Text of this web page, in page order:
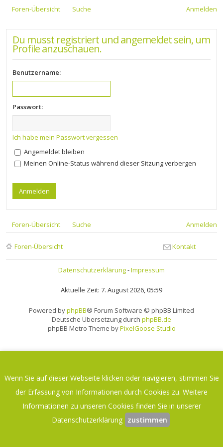
Foren-Übersicht Suche Anmelden
Du musst registriert und angemeldet sein, um
Profile anzuschauen.
Benutzername:
Passwort:
Ich habe mein Passwort vergessen
Angemeldet bleiben
Meinen Online-Status während dieser Sitzung verbergen
Foren-Übersicht Suche Anmelden
Foren-Übersicht Kontakt
Datenschutzerklärung-Impressum
Aktuelle Zeit: 7. August 2026, 05:59
Powered byphpBB® Forum Software © phpBB Limited
Deutsche Übersetzung durch phpBB.de
phpBB Metro Theme byPixelGoose Studio
Wenn Sie auf dieser Webseite klicken oder navigieren, stimmen Sie
der Erfassung von Informationen durch Cookies zu. Weitere
Informationen zu unseren Cookies finden Sie in unserer
Datenschutzerklärung
zustimmen